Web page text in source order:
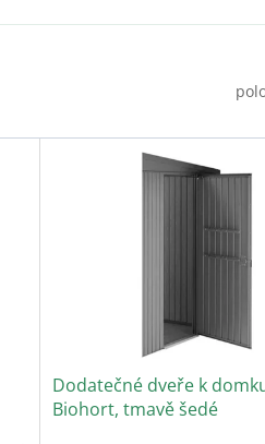
Dodatečné dveře k
Biohort, tmavě šedé